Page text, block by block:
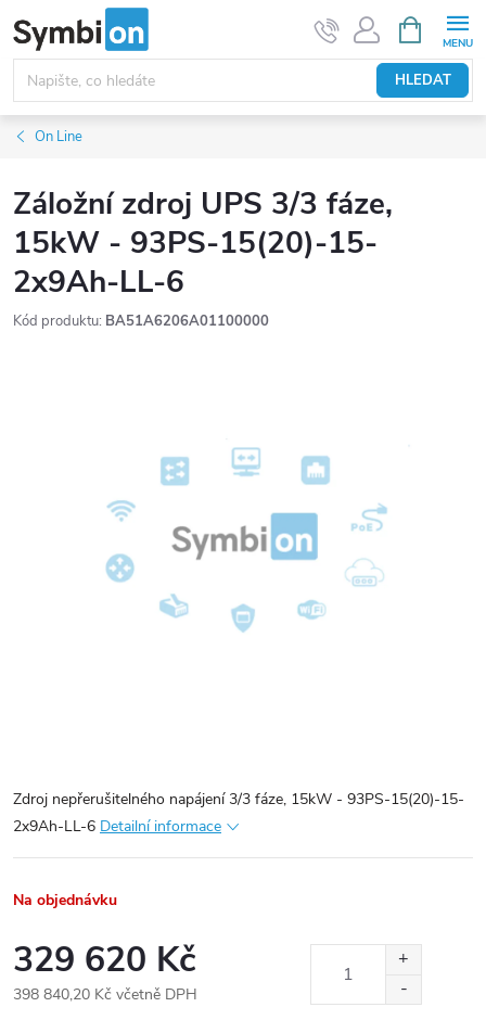
na
obsah
HLEDAT
NÁKUPNÍ
KOŠÍK
On Line
Záložní zdroj UPS 3/3 fáze,
15kW - 93PS-15(20)-15-
2x9Ah-LL-6
Kód produktu: BA51A6206A01100000
Zdroj nepřerušitelného napájení 3/3 fáze, 15kW - 93PS-15(20)-15-
2x9Ah-LL-6 Detailní informace
Na objednávku
329 620 Kč
398 840,20 Kč včetně DPH